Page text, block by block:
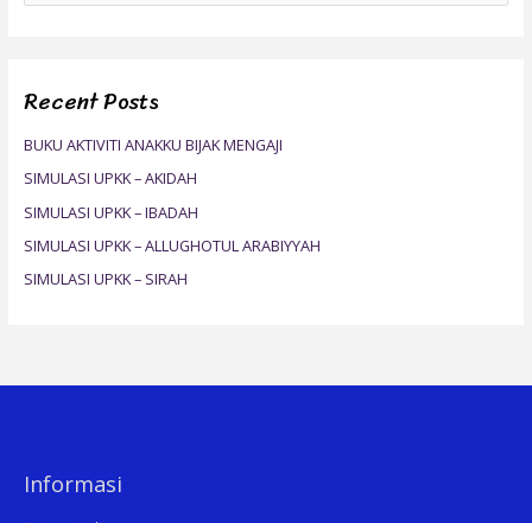
e
c
o
r
:
Recent Posts
BUKU AKTIVITI ANAKKU BIJAK MENGAJI
SIMULASI UPKK – AKIDAH
SIMULASI UPKK – IBADAH
SIMULASI UPKK – ALLUGHOTUL ARABIYYAH
SIMULASI UPKK – SIRAH
Informasi